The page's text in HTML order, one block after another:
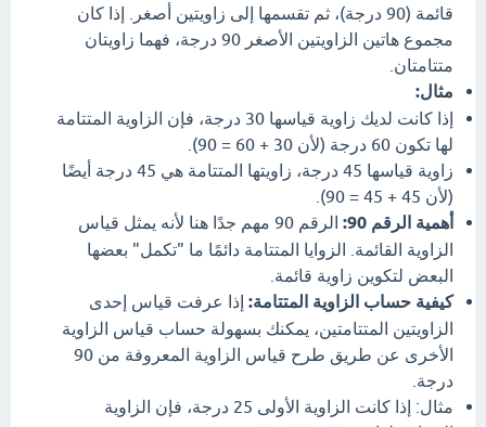
قائمة (90 درجة)، ثم تقسمها إلى زاويتين أصغر. إذا كان
مجموع هاتين الزاويتين الأصغر 90 درجة، فهما زاويتان
متتامتان.
مثال:
إذا كانت لديك زاوية قياسها 30 درجة، فإن الزاوية المتتامة
لها تكون 60 درجة (لأن 30 + 60 = 90).
زاوية قياسها 45 درجة، زاويتها المتتامة هي 45 درجة أيضًا
(لأن 45 + 45 = 90).
أهمية الرقم 90:
الرقم 90 مهم جدًا هنا لأنه يمثل قياس
الزاوية القائمة. الزوايا المتتامة دائمًا ما "تكمل" بعضها
البعض لتكوين زاوية قائمة.
كيفية حساب الزاوية المتتامة: إذا عرفت قياس إحدى
الزاويتين المتتامتين، يمكنك بسهولة حساب قياس الزاوية
الأخرى عن طريق طرح قياس الزاوية المعروفة من 90
درجة.
مثال: إذا كانت الزاوية الأولى 25 درجة، فإن الزاوية